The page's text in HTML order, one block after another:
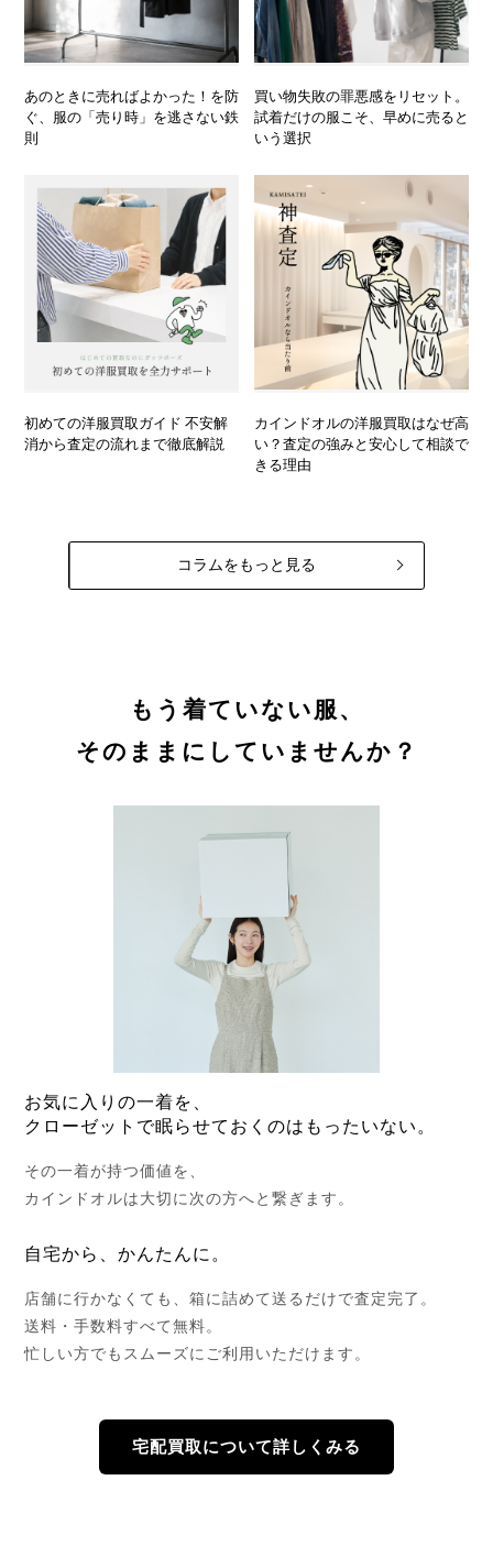
あのときに売ればよかった！を防
ぐ、服の「売り時」を逃さない鉄
則
買い物失敗の罪悪感をリセット。
試着だけの服こそ、早めに売ると
いう選択
初めての洋服買取ガイド 不安解
消から査定の流れまで徹底解説
カインドオルの洋服買取はなぜ高
い？査定の強みと安心して相談で
きる理由
コラムをもっと見る
もう着ていない服、
そのままにしていませんか？
お気に入りの一着を、
クローゼットで眠らせておくのはもったいない。
その一着が持つ価値を、
カインドオルは大切に次の方へと繋ぎます。
自宅から、かんたんに。
店舗に行かなくても、箱に詰めて送るだけで査定完了。
送料・手数料すべて無料。
忙しい方でもスムーズにご利用いただけます。
宅配買取について詳しくみる